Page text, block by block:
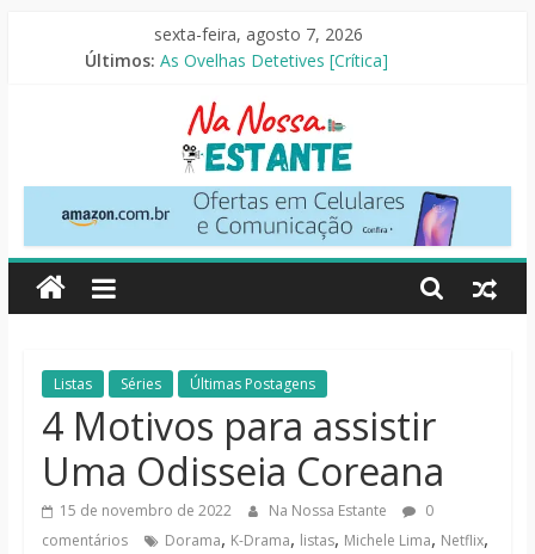
sexta-feira, agosto 7, 2026
Últimos: As Ovelhas Detetives [Crítica]
Slow Horses – 3ª Temporada [Crítica]
Seus Amigos e Vizinhos [Crítica]
O Pistoleiro [Resenha Literária]
Na
Nossa
Estante
Críticas
livros,
filmes,
séries
Listas Séries Últimas Postagens
4 Motivos para assistir
Uma Odisseia Coreana
15 de novembro de 2022 Na Nossa Estante
0
comentários
Dorama, K-Drama, listas, Michele Lima, Netflix,